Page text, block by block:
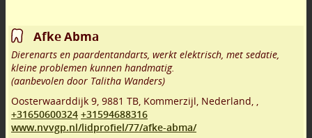
Afke Abma
Dierenarts en paardentandarts, werkt elektrisch, met sedatie,
kleine problemen kunnen handmatig.
(aanbevolen door Talitha Wanders)
Oosterwaarddijk 9 9881 TB Kommerzijl Nederland,
+31650600324 +31594688316
www.nvvgp.nl/lidprofiel/77/afke-abma/